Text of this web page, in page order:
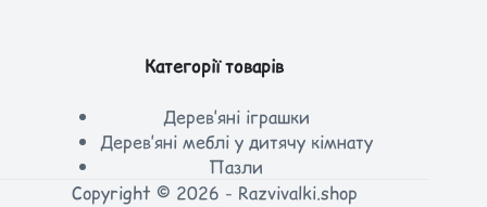
Категорії товарів
Дерев’яні іграшки
Дерев’яні меблі у дитячу кімнату
Пазли
Copyright © 2026 - Razvivalki.shop